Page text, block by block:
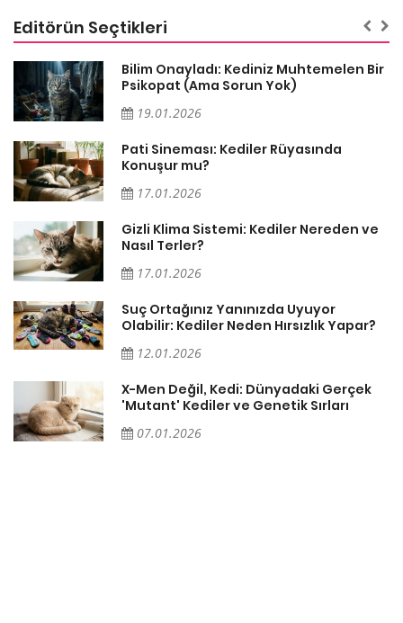
Editörün Seçtikleri
Bilim Onayladı: Kediniz Muhtemelen Bir
Psikopat (Ama Sorun Yok)
19.01.2026
Pati Sineması: Kediler Rüyasında
Konuşur mu?
17.01.2026
Gizli Klima Sistemi: Kediler Nereden ve
Nasıl Terler?
17.01.2026
Suç Ortağınız Yanınızda Uyuyor
Olabilir: Kediler Neden Hırsızlık Yapar?
12.01.2026
X-Men Değil, Kedi: Dünyadaki Gerçek
'Mutant' Kediler ve Genetik Sırları
07.01.2026